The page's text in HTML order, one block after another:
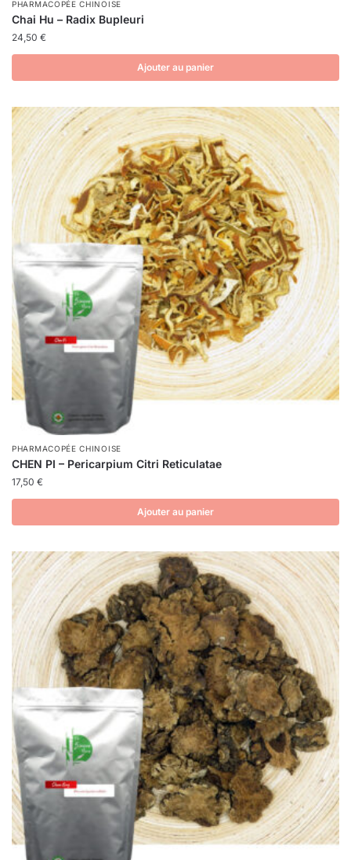
PHARMACOPÉE CHINOISE
Chai Hu – Radix Bupleuri
24,50 €
Ajouter au panier
PHARMACOPÉE CHINOISE
CHEN PI – Pericarpium Citri Reticulatae
17,50 €
Ajouter au panier